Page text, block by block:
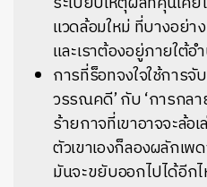
แวดล้อมใหม่ ที่บางอย่า
และเราต้องอยู่ภายใต้อ
การที่ร็อทจงใจใช้การจั
วรรณคดี’ กับ ‘การกล
ร้ายกาจที่เขาอาจจะล้อ
ตัวเขาเองก็ลองผลักเพ
มันจะขยับออกไปได้อีก